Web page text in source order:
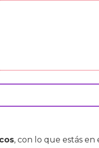
, con lo que estás en